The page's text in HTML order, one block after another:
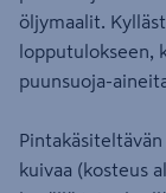
öljymaalit.
lopputulokseen,
puunsuoja-
kuivaa (kosteus